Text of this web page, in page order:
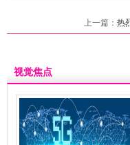
上一篇： 热
视觉焦点